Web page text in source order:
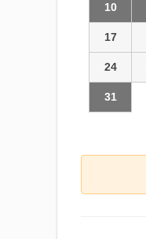
10
17
24
31